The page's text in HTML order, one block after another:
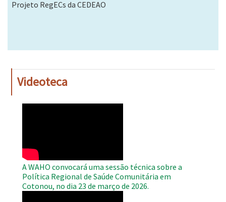
Projeto RegECs da CEDEAO
Videoteca
A WAHO convocará uma sessão técnica sobre a
Política Regional de Saúde Comunitária em
Cotonou, no dia 23 de março de 2026.